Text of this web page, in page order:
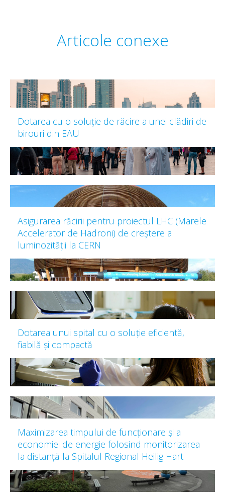
Articole conexe
Dotarea cu o soluție de răcire a unei clădiri de
birouri din EAU
Asigurarea răcirii pentru proiectul LHC (Marele
Accelerator de Hadroni) de creștere a
luminozității la CERN
Dotarea unui spital cu o soluție eficientă,
fiabilă și compactă
Maximizarea timpului de funcționare și a
economiei de energie folosind monitorizarea
la distanță la Spitalul Regional Heilig Hart